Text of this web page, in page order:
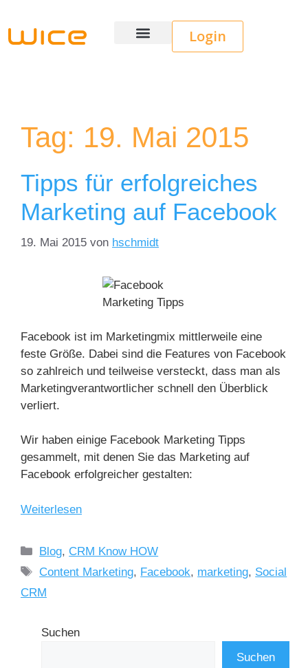
Login
Tag: 19. Mai 2015
Tipps für erfolgreiches
Marketing auf Facebook
19. Mai 2015 von hschmidt
Facebook ist im Marketingmix mittlerweile eine
feste Größe. Dabei sind die Features von Facebook
so zahlreich und teilweise versteckt, dass man als
Marketingverantwortlicher schnell den Überblick
verliert.
Wir haben einige Facebook Marketing Tipps
gesammelt, mit denen Sie das Marketing auf
Facebook erfolgreicher gestalten:
Weiterlesen
Blog, CRM Know HOW
Content Marketing, Facebook, marketing, Social
CRM
Suchen
Suchen